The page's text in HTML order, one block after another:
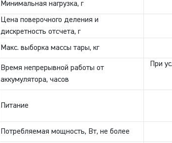
Минимальная нагрузка, г
Цена поверочного деления и
дискретность отсчета, г
Макс. выборка массы тары, кг
Время непрерывной работы от
аккумулятора, часов
При
Питание
Потребляемая мощность, Вт, не более